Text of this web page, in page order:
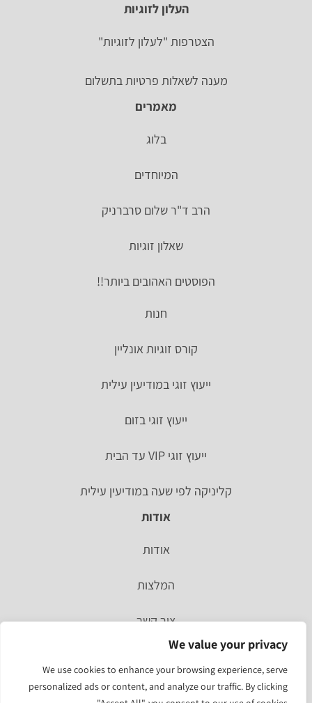
We value your privacy
We use cookies to enhance your browsing experience, serve
personalized ads or content, and analyze our traffic. By clicking
העלון לזוגיות
הצטרפות "לעלון לזוגיות"
מענה לשאלות פרטיות בתשלום
מאמרים
בלוג
המיוחדים
הרב ד"ר שלום סרברניק
שאלון זוגיות
הפוסטים האהובים ביותר!!
חנות
קורס זוגיות אונליין
ייעוץ זוגי במודיעין עילית
ייעוץ זוגי בזום
ייעוץ זוגי VIP עד הבית
קליניקה לפי שעה במודיעין עילית
אודות
אודות
המלצות
צור קשר
מהעיתונות